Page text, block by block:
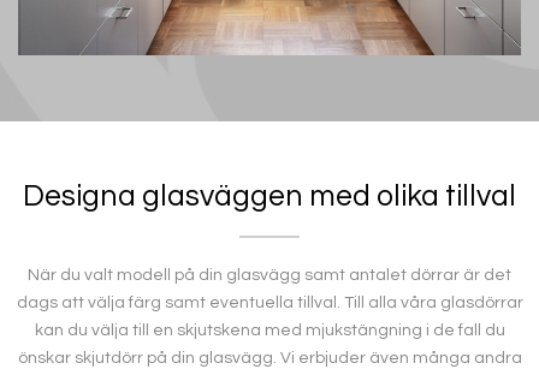
Designa glasväggen med olika tillval
När du valt modell på din glasvägg samt antalet dörrar är det
dags att välja färg samt eventuella tillval. Till alla våra glasdörrar
kan du välja till en skjutskena med mjukstängning i de fall du
önskar skjutdörr på din glasvägg. Vi erbjuder även många andra